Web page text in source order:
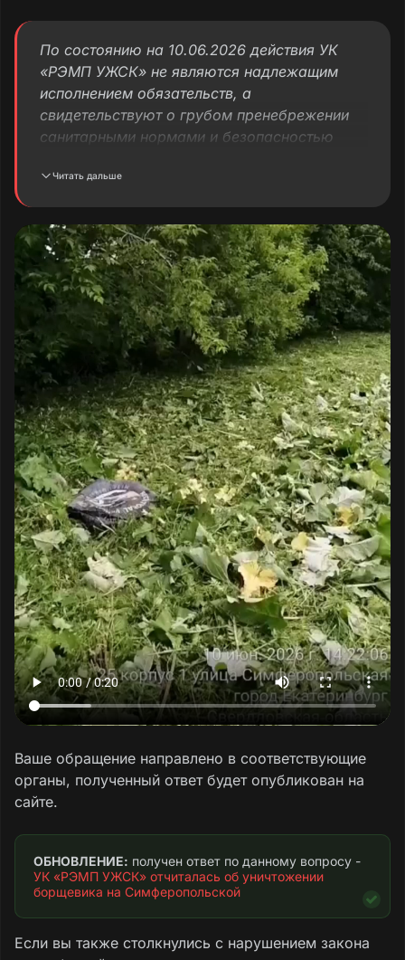
По состоянию на 10.06.2026 действия УК
«РЭМП УЖСК» не являются надлежащим
исполнением обязательств, а
свидетельствуют о грубом пренебрежении
санитарными нормами и безопасностью
Борщевик Сосновского (опасное
растение, вызывающее тяжёлые
ожоги) просто скошен, но не удалён,
не вывезен, не сожжён и не
обработан химически. Оставленная
на месте надземная часть сохраняет
токсичность, семена и корни
остаются жизнеспособными. Это не
уничтожение, а имитация борьбы.
Покос травы выполнен не полностью:
значительные участки придомовой
территории остались нескошенными,
что подтверждается фотографиями.
Скошенная трава и борщевик
оставлены на газонах, что нарушает
п. 3.8.3 Правил № 170,
предусматривающий уборку
скошенной растительности.
Действия УК «РЭМП УЖСК» носят характер
формального «отчёта» без реального
устранения нарушений. Оставленный на
территории скошенный борщевик
продолжает представлять угрозу жизни и
здоровью граждан, в том числе
несовершеннолетних жителей
многоквартирного дома № 25.
Текст обращения
Читать дальше
Ваше обращение направлено в соответствующие
органы, полученный ответ будет опубликован на
сайте.
ОБНОВЛЕНИЕ:
УК «РЭМП УЖСК» отчиталась об уничтожении
борщевика на Симферопольской
Если вы также столкнулись с нарушением закона